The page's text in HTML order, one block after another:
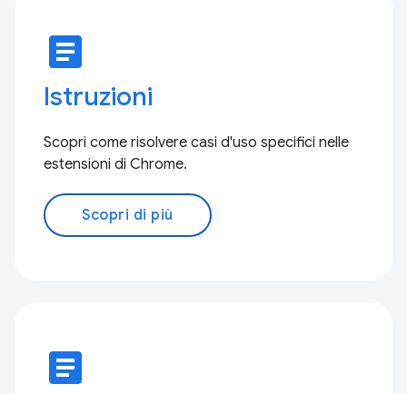
article
Istruzioni
Scopri come risolvere casi d'uso specifici nelle
estensioni di Chrome.
Scopri di più
article